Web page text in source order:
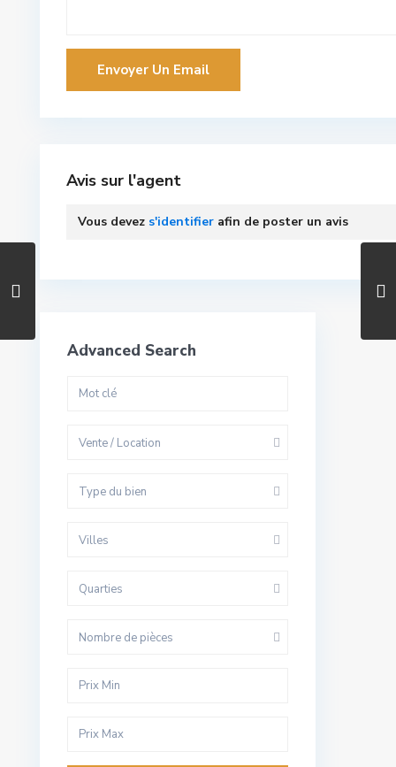
Avis sur l'agent
Vous devez s'identifier afin de poster un avis
Advanced Search
Vente / Location
Type du bien
Villes
Quarties
Nombre de pièces